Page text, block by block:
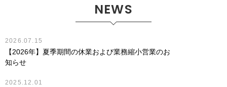
NEWS
2026.07.15
【2026年】夏季期間の休業および業務縮小営業のお
知らせ
2025.12.01